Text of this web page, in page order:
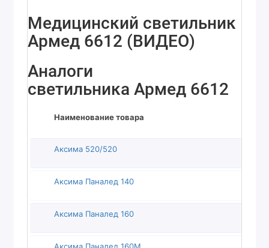
Медицинский светильник
Армед 6612 (ВИДЕО)
Аналоги
светильника Армед 6612
Наименование товара
Аксима 520/520
Аксима Паналед 140
Аксима Паналед 160